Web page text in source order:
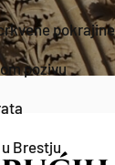
pokrajine
pozivu
Brestju